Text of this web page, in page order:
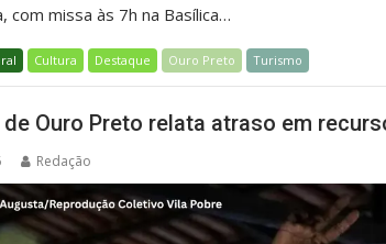
com missa às 7h na Basílica…
Cultura Destaque Ouro Preto Turismo
Ouro Preto relata atraso em
Redação